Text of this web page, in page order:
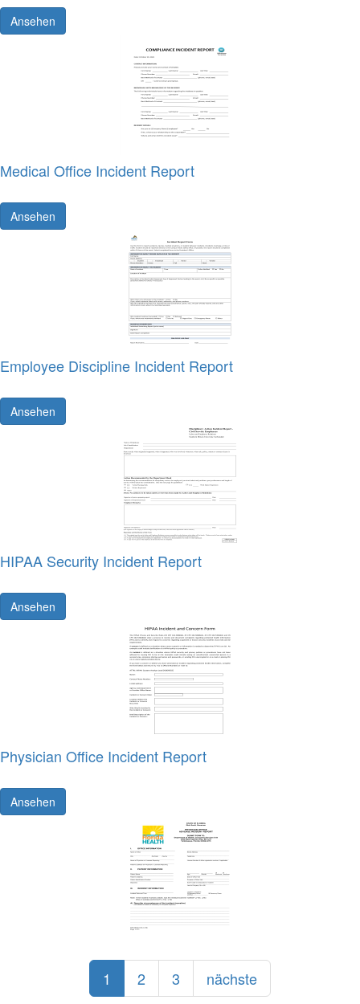
Ansehen
Medical Office Incident Report
Ansehen
Employee Discipline Incident Report
Ansehen
HIPAA Security Incident Report
Ansehen
Physician Office Incident Report
Ansehen
1 2 3 nächste